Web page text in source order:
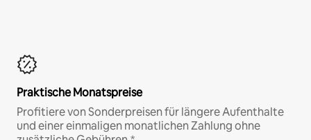
Praktische Monatspreise
Profitiere von Sonderpreisen für längere Aufenthalte
und einer einmaligen monatlichen Zahlung ohne